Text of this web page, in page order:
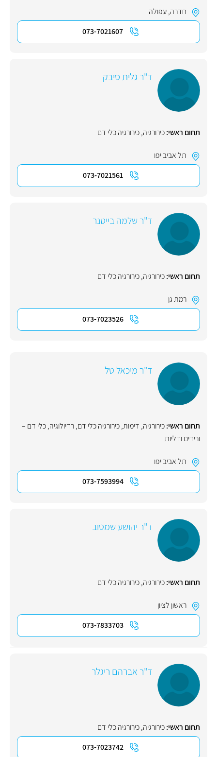
חדרה,עפולה
073-7021607
ד"ר גלית סיבק
תחום ראשי:כירורגיה,כירורגיה כלי דם
תל אביב יפו
073-7021561
ד"ר שלמה בייטנר
תחום ראשי:כירורגיה,כירורגיה כלי דם
רמת גן
073-7023526
ד"ר מיכאל טל
תחום ראשי:כירורגיה, דימות,כירורגיה כלי דם,רדיולוגיה,כלי דם –
ורידים ודליות
תל אביב יפו
073-7593994
ד"ר יהושע שמטוב
תחום ראשי:כירורגיה,כירורגיה כלי דם
ראשון לציון
073-7833703
ד"ר אברהם ריגלר
תחום ראשי:כירורגיה,כירורגיה כלי דם
073-7023742